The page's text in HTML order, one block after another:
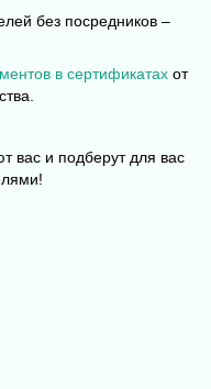
без посредников –
в сертификатах от
вас и подберут для вас